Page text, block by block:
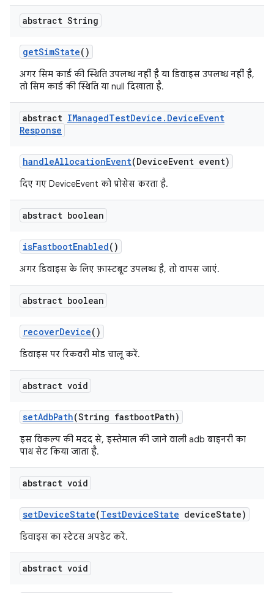
abstract String
getSimState()
अगर सिम कार्ड की स्थिति उपलब्ध नहीं है या डिवाइस उपलब्ध नहीं है,
तो सिम कार्ड की स्थिति या null दिखाता है.
abstract IManagedTestDevice . DeviceEvent
Response
handleAllocationEvent(DeviceEvent event)
दिए गए DeviceEvent को प्रोसेस करता है.
abstract boolean
isFastbootEnabled()
अगर डिवाइस के लिए फ़ास्टबूट उपलब्ध है, तो वापस जाएं.
abstract boolean
recoverDevice()
डिवाइस पर रिकवरी मोड चालू करें.
abstract void
setAdbPath(String fastbootPath)
इस विकल्प की मदद से, इस्तेमाल की जाने वाली adb बाइनरी का
पाथ सेट किया जाता है.
abstract void
setDeviceState(TestDeviceState deviceState)
डिवाइस का स्टेटस अपडेट करें.
abstract void